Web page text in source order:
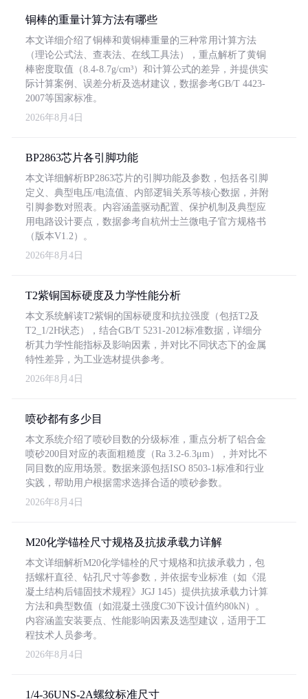
铜棒的重量计算方法有哪些
本文详细介绍了铜棒和黄铜棒重量的三种常用计算方法
（理论公式法、查表法、在线工具法），重点解析了黄铜
棒密度取值（8.4-8.7g/cm³）和计算公式的差异，并提供实
际计算案例、误差分析及选材建议，数据参考GB/T 4423-
2007等国家标准。
2026年8月4日
BP2863芯片各引脚功能
本文详细解析BP2863芯片的引脚功能及参数，包括各引脚
定义、典型电压/电流值、内部逻辑关系等核心数据，并附
引脚参数对照表。内容涵盖驱动配置、保护机制及典型应
用电路设计要点，数据参考自杭州士兰微电子官方规格书
（版本V1.2）。
2026年8月4日
T2紫铜国标硬度及力学性能分析
本文系统解读T2紫铜的国标硬度和抗拉强度（包括T2及
T2_1/2H状态），结合GB/T 5231-2012标准数据，详细分
析其力学性能指标及影响因素，并对比不同状态下的金属
特性差异，为工业选材提供参考。
2026年8月4日
喷砂都有多少目
本文系统介绍了喷砂目数的分级标准，重点分析了铝合金
喷砂200目对应的表面粗糙度（Ra 3.2-6.3μm），并对比不
同目数的应用场景。数据来源包括ISO 8503-1标准和行业
实践，帮助用户根据需求选择合适的喷砂参数。
2026年8月4日
M20化学锚栓尺寸规格及抗拔承载力详解
本文详细解析M20化学锚栓的尺寸规格和抗拔承载力，包
括螺杆直径、钻孔尺寸等参数，并依据专业标准（如《混
凝土结构后锚固技术规程》JGJ 145）提供抗拔承载力计算
方法和典型数值（如混凝土强度C30下设计值约80kN）。
内容涵盖安装要点、性能影响因素及选型建议，适用于工
程技术人员参考。
2026年8月4日
1/4-36UNS-2A螺纹标准尺寸